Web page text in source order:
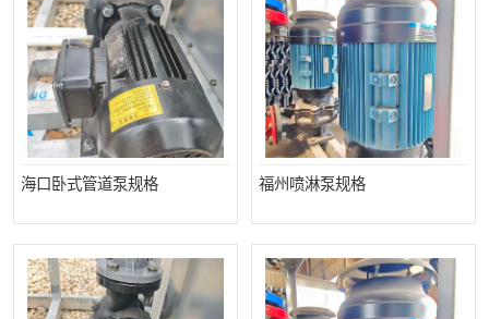
海口卧式管道泵规格 福州喷淋泵规格